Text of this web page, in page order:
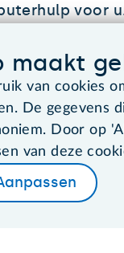
voor
maakt
van cookies
De gegevens
Door op
van deze